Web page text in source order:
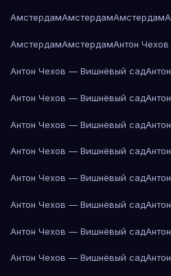
АмстердамАмстердамАмстердам
АмстердамАмстердамАнтон
Антон Чехов — Вишнёвый сад
Антон Чехов — Вишнёвый сад
Антон Чехов — Вишнёвый сад
Антон Чехов — Вишнёвый сад
Антон Чехов — Вишнёвый сад
Антон Чехов — Вишнёвый сад
Антон Чехов — Вишнёвый сад
Антон Чехов — Вишнёвый сад